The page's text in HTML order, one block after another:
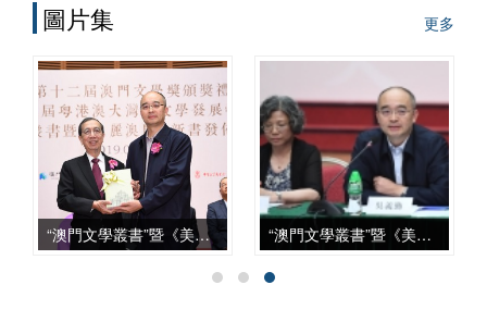
哲學社會科學工作座談會上發表重要講
話、中共中央辦公廳2022年印發《國家
“十四五”時期哲學社會科學發展規劃》以
來，澳門的高等院校、澳門基金會和學術
團體作為知識產出、傳播和實踐的主體，
在構建哲學社會科學自主知識體系的征程
上，從學科建設、智庫服務、文化傳承到
國際對話等諸方面，都發揮了自身獨特的
作用，呈現出多元化、本土化、交叉化與
實務化的發展特點。
圖片集 更多
“澳門文學叢書”暨《美麗澳門》新書發佈會 “澳門文學叢書”暨《美麗澳門》座談會